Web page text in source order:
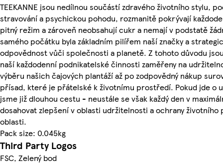
TEEKANNE jsou nedílnou součástí zdravého životního stylu,
stravování a psychickou pohodu, rozmanitě pokrývají
pitný režim a zároveň neobsahují cukr a nemají v podstatě
samého počátku byla základním pilířem naší značky a
odpovědnost vůči společnosti a planetě. Z tohoto důvodu
naší každodenní podnikatelské činnosti zaměřeny na
výběru našich čajových plantáží až po zodpovědný nákup
přísad, které je přátelské k životnímu prostředí. Pokud jde o
jsme již dlouhou cestu - neustále se však každý den v
dosahovat zlepšení v oblasti udržitelnosti a ochrany
oblasti.
Pack size: 0.045kg
Third Party Logos
FSC, Zelený bod